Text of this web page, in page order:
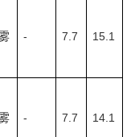
- 7.7 15.1
- 7.7 14.1